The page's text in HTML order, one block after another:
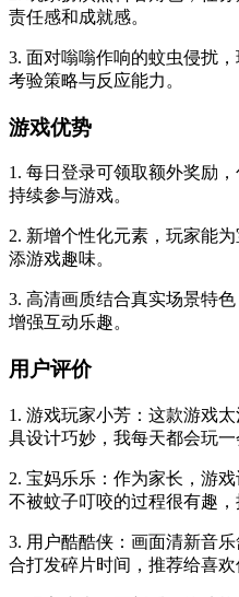
责任感和成就感。
3. 面对嗡嗡作响的蚊虫侵扰
考验策略与反应能力。
游戏优势
1. 每日登录可领取额外奖励
持续参与游戏。
2. 新增个性化元素，玩家能
添游戏趣味。
3. 高清画质结合真实场景特
增强互动乐趣。
用户评价
1. 游戏玩家小芳：这款游戏
具设计巧妙，我每天都会玩一
2. 宝妈乐乐：作为家长，游
不被蚊子叮咬的过程很有趣，
3. 用户酷酷侠：画面清新音
合打发碎片时间，推荐给喜欢